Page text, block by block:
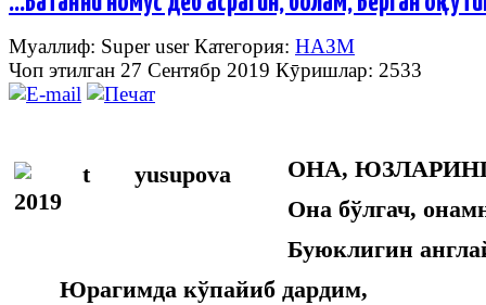
Муаллиф: Super userКатегория: НАЗМ
Чоп этилган 27 Сентябр 2019 Кӯришлар: 2533
ОНА,
Она бўлгач,
Буюклигин
Юрагимда кўпайиб дардим,